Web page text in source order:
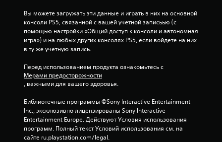
н
ц
Вы можете загружать эти данные и играть в них на основной
консоли PS5, связанной с вашей учетной записьью (с
помощью настройки «Общий доступ к консоли и автономная
игра») и на любых других консолях PS5, если войдете на них
в ту же учетную запись.
Перед использованием продукта ознакомьтесь с
Мерами предосторожности
, важными для вашего здоровья.
Библиотечные программы ©Sony Interactive Entertainment
Inc., эксклюзивно лицензированы Sony Interactive
Entertainment Europe. Действуют Условия использования
программ. Полный текст Условий использования см. на
сайте ru.playstation.com/legal.